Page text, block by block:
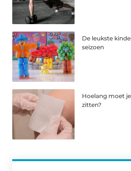
De leukste
seizoen
Hoelang moet
zitten?